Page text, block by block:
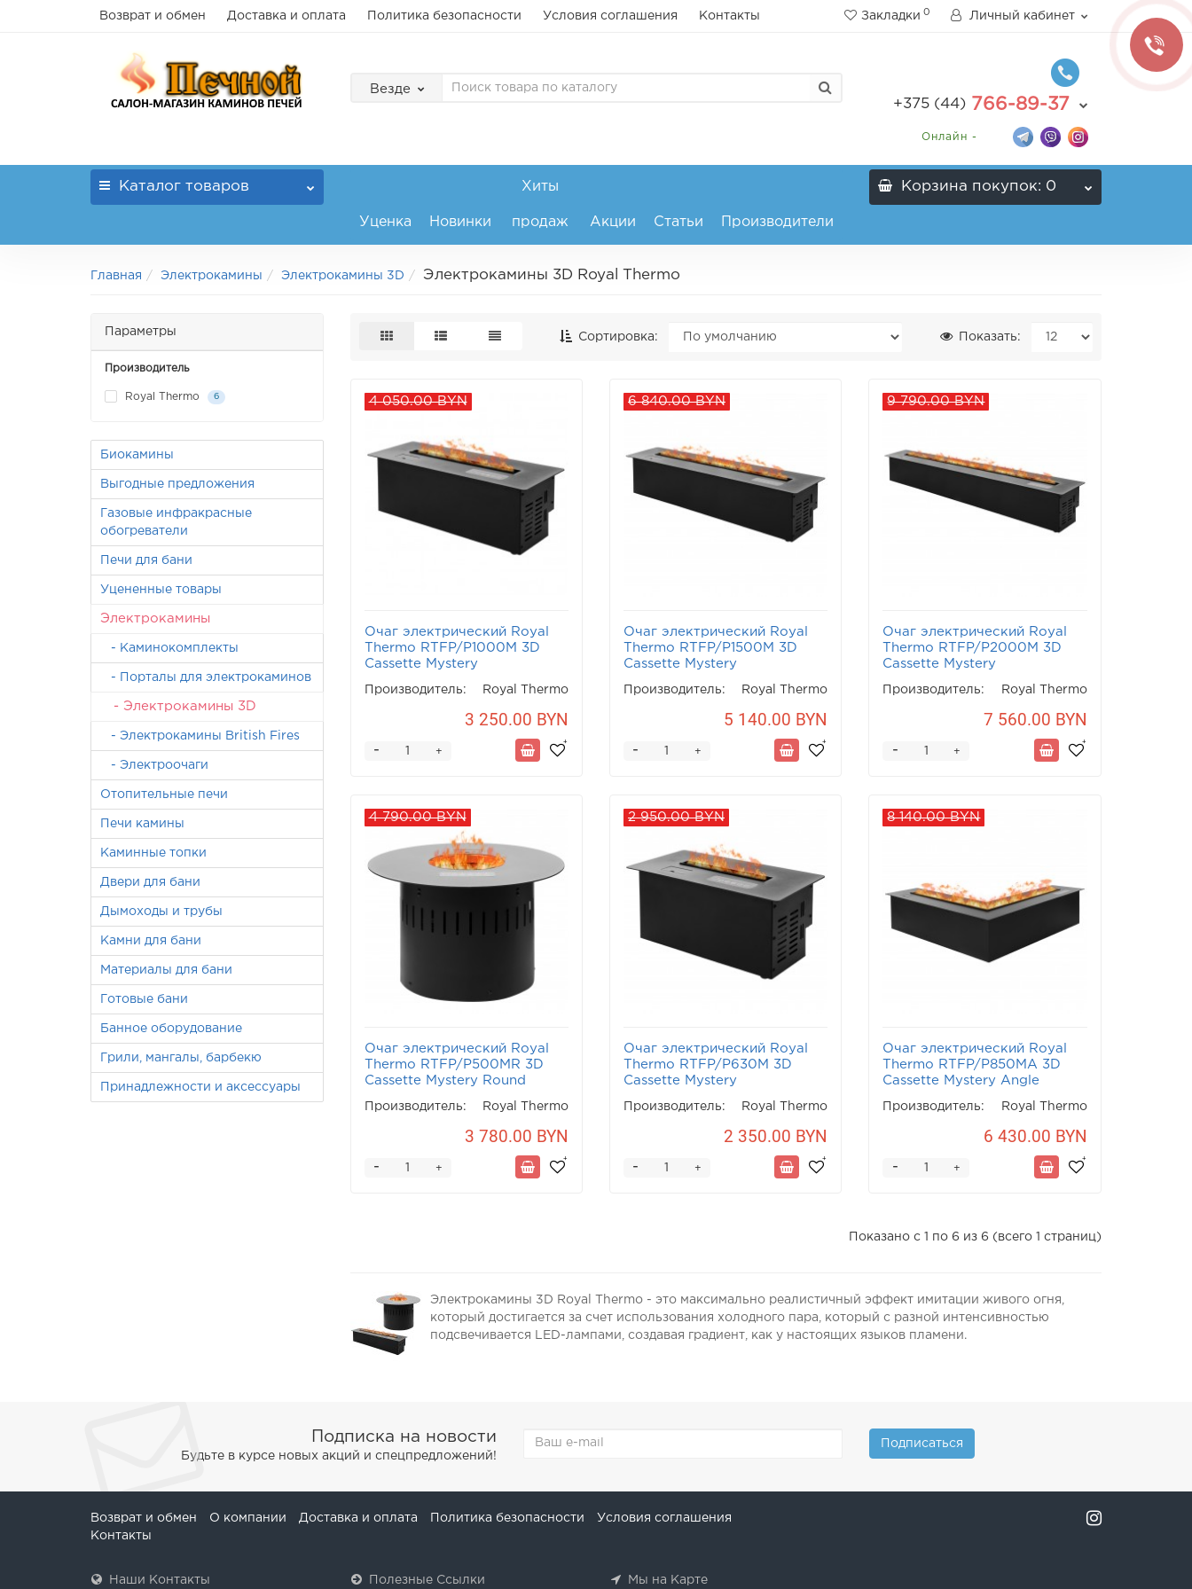
Возврат и обмен Доставка и оплата Политика безопасности Условия соглашения Контакты Закладки 0 Личный кабинет
Везде
+375 (44) 766-89-37
Онлайн -
Каталог товаров
Уценка Новинки
Хиты
продаж Акции Статьи Производители
Корзина покупок: 0
Главная Электрокамины Электрокамины 3D Электрокамины 3D Royal Thermo
Параметры
Производитель
Royal Thermo 6
Биокамины
Выгодные предложения
Газовые инфракрасные
обогреватели
Печи для бани
Уцененные товары
Электрокамины
- Каминокомплекты
- Порталы для электрокаминов
- Электрокамины 3D
- Электрокамины British Fires
- Электроочаги
Отопительные печи
Печи камины
Каминные топки
Двери для бани
Дымоходы и трубы
Камни для бани
Материалы для бани
Готовые бани
Банное оборудование
Грили, мангалы, барбекю
Принадлежности и аксессуары
Сортировка: Показать:
4 050.00 BYN
Очаг электрический Royal
Thermo RTFP/P1000M 3D
Cassette Mystery
Производитель: Royal Thermo
3 250.00 BYN
+
-
6 840.00 BYN
Очаг электрический Royal
Thermo RTFP/P1500M 3D
Cassette Mystery
Производитель: Royal Thermo
5 140.00 BYN
+
-
9 790.00 BYN
Очаг электрический Royal
Thermo RTFP/P2000M 3D
Cassette Mystery
Производитель: Royal Thermo
7 560.00 BYN
+
-
4 790.00 BYN
Очаг электрический Royal
Thermo RTFP/P500MR 3D
Cassette Mystery Round
Производитель: Royal Thermo
3 780.00 BYN
+
-
2 950.00 BYN
Очаг электрический Royal
Thermo RTFP/P630M 3D
Cassette Mystery
Производитель: Royal Thermo
2 350.00 BYN
+
-
8 140.00 BYN
Очаг электрический Royal
Thermo RTFP/P850MA 3D
Cassette Mystery Angle
Производитель: Royal Thermo
6 430.00 BYN
+
-
Показано с 1 по 6 из 6 (всего 1 страниц)
Электрокамины 3D Royal Thermo - это максимально реалистичный эффект имитации живого огня,
который достигается за счет использования холодного пара, который с разной интенсивностью
подсвечивается LED-лампами, создавая градиент, как у настоящих языков пламени.
Подписка на новости
Будьте в курсе новых акций и спецпредложений!
Подписаться
Возврат и обмен О компании Доставка и оплата Политика безопасности
Условия соглашения
Контакты
Наши Контакты Полезные Ссылки Мы на Карте